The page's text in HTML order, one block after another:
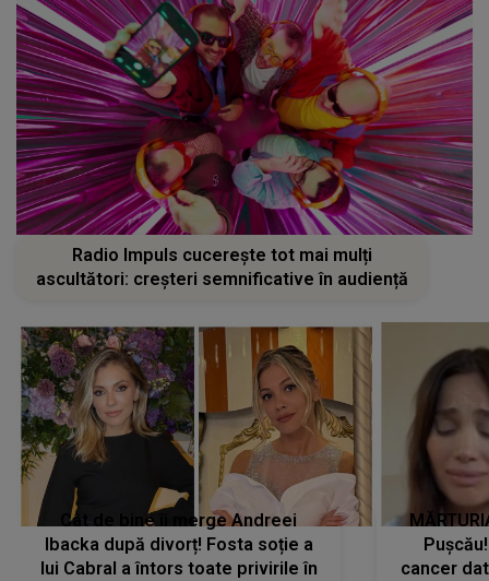
Radio Impuls cucerește tot mai mulți
ascultători: creșteri semnificative în audiență
Cât de bine îi merge Andreei
Ibacka după divorț! Fosta soție a
lui Cabral a întors toate privirile în
cancer